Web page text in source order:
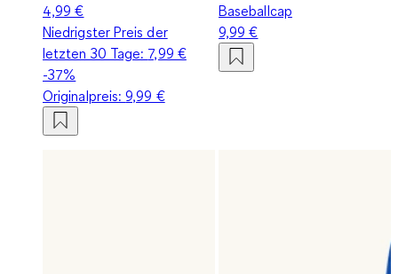
4,99 €
Niedrigster Preis der
letzten 30 Tage: 7,99 €
-37%
Originalpreis:9,99 €
Baseballcap
9,99 €